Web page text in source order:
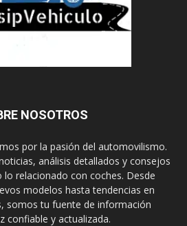
NOSOTROS
por la pasión del automovilismo.
análisis detallados y consejos
relacionado con coches. Desde
modelos hasta tendencias en
somos tu fuente de información
confiable y actualizada.